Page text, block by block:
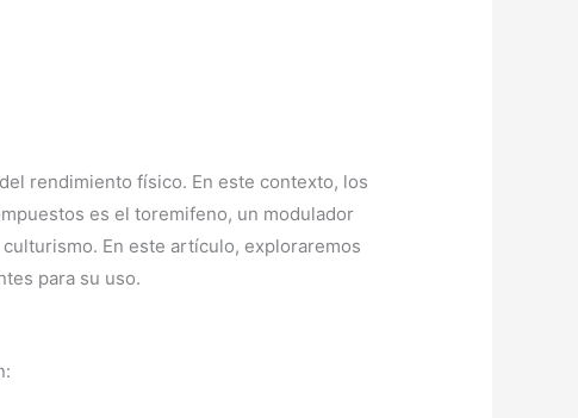
rendimiento físico. En este contexto, los
es el toremifeno, un modulador
En este artículo, exploraremos
para su uso.